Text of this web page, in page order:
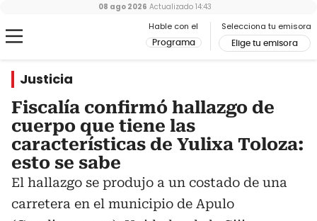
Hable con el
Programa
Selecciona tu emisora
Elige tu emisora
08 ago 2026 Actualizado 14:43
Justicia
Fiscalía confirmó hallazgo de
cuerpo que tiene las
características de Yulixa Toloza:
esto se sabe
El hallazgo se produjo a un costado de una
carretera en el municipio de Apulo